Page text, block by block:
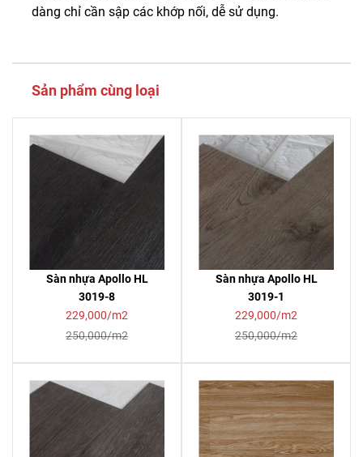
dàng chỉ cần sập các khớp nối, dễ sử dụng.
Sản phẩm cùng loại
Sàn nhựa Apollo HL
3019-8
229,000/m2
250,000/m2
Sàn nhựa Apollo HL
3019-1
229,000/m2
250,000/m2